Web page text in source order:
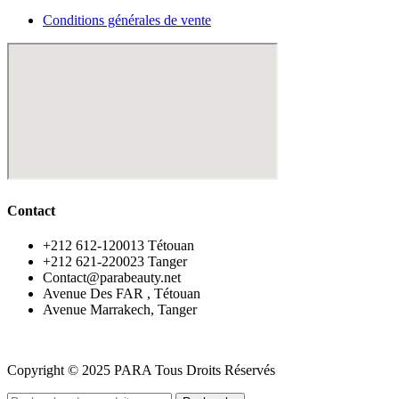
Conditions générales de vente
Contact
‪+212 612-120013 Tétouan
‪+212 621-220023 Tanger
Contact@parabeauty.net
Avenue Des FAR , Tétouan
Avenue Marrakech, Tanger
Copyright © 2025 PARA Tous Droits Réservés